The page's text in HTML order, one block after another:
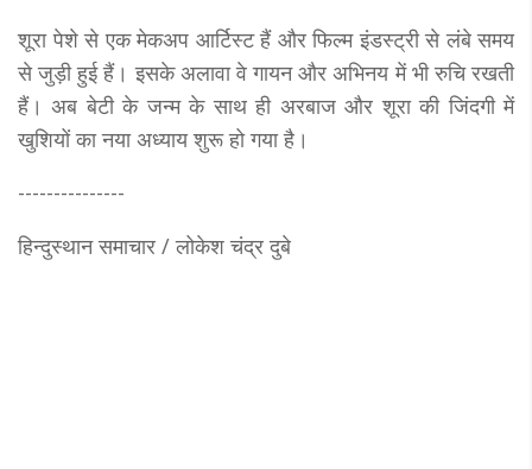
शूरा पेशे से एक मेकअप आर्टिस्ट हैं और फिल्म इंडस्ट्री से लंबे समय
से जुड़ी हुई हैं। इसके अलावा वे गायन और अभिनय में भी रुचि रखती
हैं। अब बेटी के जन्म के साथ ही अरबाज और शूरा की जिंदगी में
खुशियों का नया अध्याय शुरू हो गया है।
---------------
हिन्दुस्थान समाचार / लोकेश चंद्र दुबे